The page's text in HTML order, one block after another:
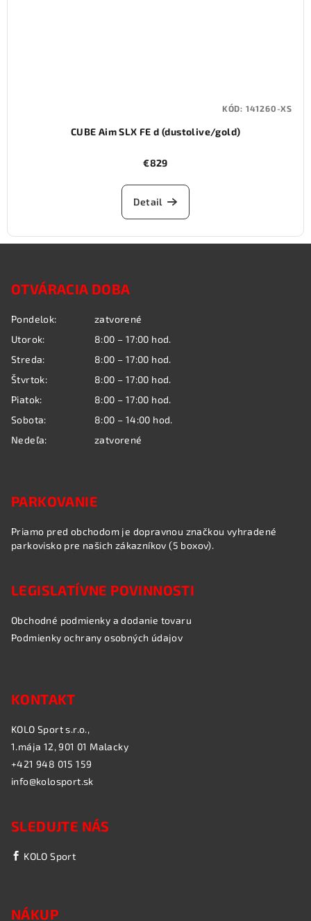
CUBE Aim SLX FE d (dustolive/gold)
€829
Detail
KÓD: 141260-XS
OTVÁRACIA DOBA
Pondelok:
zatvorené
Utorok:
8:00 – 17:00 hod.
Streda:
8:00 – 17:00 hod.
Štvrtok:
8:00 – 17:00 hod.
Piatok:
8:00 – 17:00 hod.
Sobota:
8:00 – 14:00 hod.
Nedeľa:
zatvorené
PARKOVANIE
Priamo pred obchodom je dopravnou značkou vyhradené
parkovisko pre našich zákazníkov (5 boxov).
LEGISLATÍVNE POVINNOSTI
Obchodné podmienky a dodanie tovaru
Podmienky ochrany osobných údajov
KONTAKT
KOLO Sport s.r.o.,
1.mája 12, 901 01 Malacky
+421 948 015 159
info@kolosport.sk
SLEDUJTE NÁS
KOLO Sport
NÁKUP